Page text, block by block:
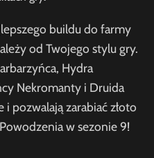
buildu do farmy
od Twojego stylu gry.
Hydra
Nekromanty i Druida
pozwalają zarabiać złoto
w sezonie 9!